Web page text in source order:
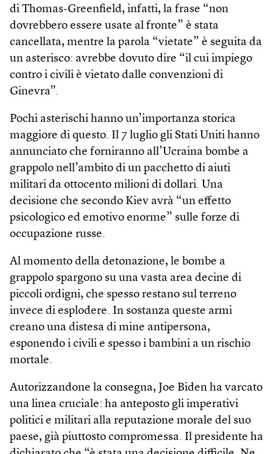
di Thomas-Greenfield, infatti, la frase “non
dovrebbero essere usate al fronte” è stata
cancellata, mentre la parola “vietate” è seguita da
un asterisco: avrebbe dovuto dire “il cui impiego
contro i civili è vietato dalle convenzioni di
Ginevra”.
Pochi asterischi hanno un’importanza storica
maggiore di questo. Il 7 luglio gli Stati Uniti hanno
annunciato che forniranno all’Ucraina bombe a
grappolo nell’ambito di un pacchetto di aiuti
militari da ottocento milioni di dollari. Una
decisione che secondo Kiev avrà “un effetto
psicologico ed emotivo enorme” sulle forze di
occupazione russe.
Al momento della detonazione, le bombe a
grappolo spargono su una vasta area decine di
piccoli ordigni, che spesso restano sul terreno
invece di esplodere. In sostanza queste armi
creano una distesa di mine antipersona,
esponendo i civili e spesso i bambini a un rischio
mortale.
Autorizzandone la consegna, Joe Biden ha varcato
una linea cruciale: ha anteposto gli imperativi
politici e militari alla reputazione morale del suo
paese, già piuttosto compromessa. Il presidente ha